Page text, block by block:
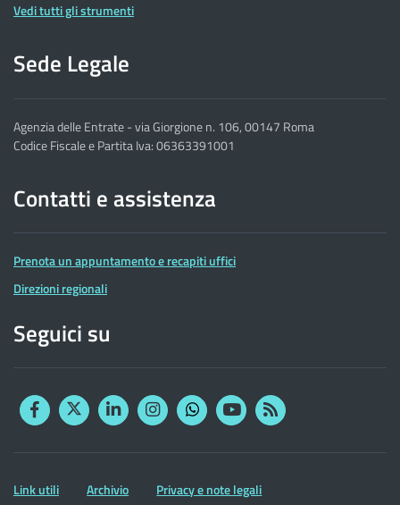
Vedi tutti gli strumenti
Sede Legale
Agenzia delle Entrate - via Giorgione n. 106, 00147 Roma
Codice Fiscale e Partita Iva: 06363391001
Contatti e assistenza
Prenota un appuntamento e recapiti uffici
Direzioni regionali
Seguici su
FacebookTwitterLinkedinInstagram
YouTubeRSS
Altre
Link utili Archivio Privacy e note legali